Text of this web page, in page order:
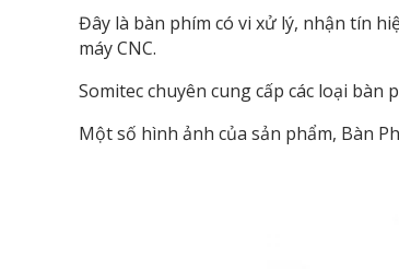
Đây là bàn phím có vi xử lý, nhận tín
máy CNC.
Somitec chuyên cung cấp các loại bàn
Một số hình ảnh của sản phẩm, Bàn